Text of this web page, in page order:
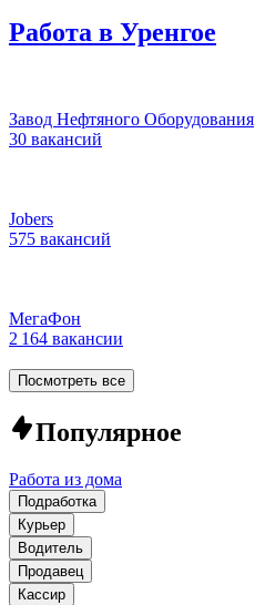
Работа в Уренгое
Завод Нефтяного Оборудования
30 вакансий
Jobers
575 вакансий
МегаФон
2 164 вакансии
Посмотреть все
Популярное
Работа из дома
Подработка
Курьер
Водитель
Продавец
Кассир